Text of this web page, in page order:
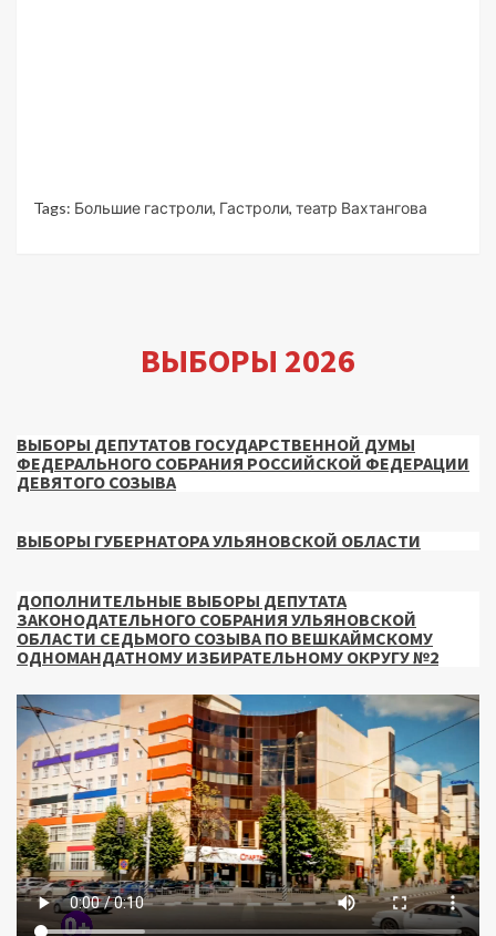
Tags: Большие гастроли, Гастроли, театр Вахтангова
ВЫБОРЫ 2026
ВЫБОРЫ ДЕПУТАТОВ ГОСУДАРСТВЕННОЙ ДУМЫ
ФЕДЕРАЛЬНОГО СОБРАНИЯ РОССИЙСКОЙ ФЕДЕРАЦИИ
ДЕВЯТОГО СОЗЫВА
ВЫБОРЫ ГУБЕРНАТОРА УЛЬЯНОВСКОЙ ОБЛАСТИ
ДОПОЛНИТЕЛЬНЫЕ ВЫБОРЫ ДЕПУТАТА
ЗАКОНОДАТЕЛЬНОГО СОБРАНИЯ УЛЬЯНОВСКОЙ
ОБЛАСТИ СЕДЬМОГО СОЗЫВА ПО ВЕШКАЙМСКОМУ
ОДНОМАНДАТНОМУ ИЗБИРАТЕЛЬНОМУ ОКРУГУ №2